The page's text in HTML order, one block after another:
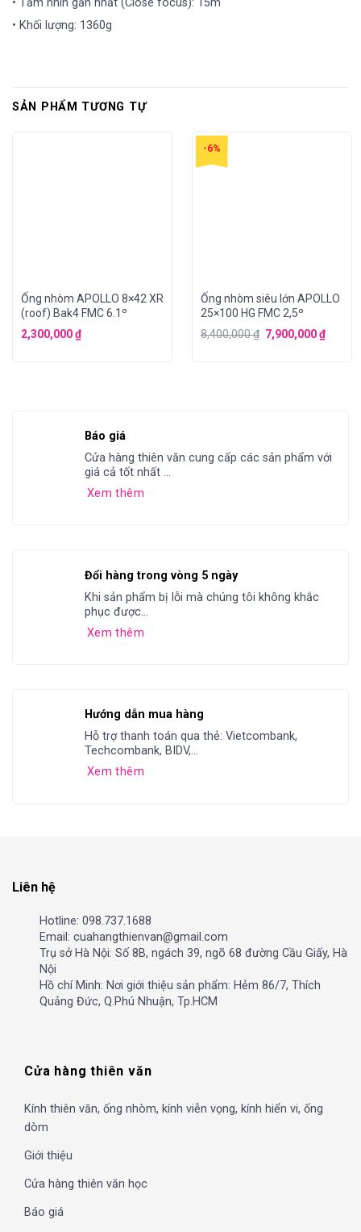
• Khối lượng: 1360g
SẢN PHẨM TƯƠNG TỰ
Ống nhòm APOLLO 8×42 XR
(roof) Bak4 FMC 6.1º
2,300,000₫
-6%
Ống nhòm siêu lớn APOLLO
25×100 HG FMC 2,5º
8,400,000₫ 7,900,000₫
Báo giá
Cửa hàng thiên văn cung cấp các sản phẩm với
giá cả tốt nhất ...
Xem thêm
Đổi hàng trong vòng 5 ngày
Khi sản phẩm bị lỗi mà chúng tôi không khắc
phục được...
Xem thêm
Hướng dẫn mua hàng
Hỗ trợ thanh toán qua thẻ: Vietcombank,
Techcombank, BIDV,...
Xem thêm
Liên hệ
Hotline: 098.737.1688
Email: cuahangthienvan@gmail.com
Trụ sở Hà Nội: Số 8B, ngách 39, ngõ 68 đường Cầu Giấy, Hà
Nội
Hồ chí Minh: Nơi giới thiệu sản phẩm: Hẻm 86/7, Thích
Quảng Đức, Q.Phú Nhuận, Tp.HCM
Cửa hàng thiên văn
Kính thiên văn, ống nhòm, kính viễn vọng, kính hiển vi, ống
dòm
Giới thiệu
Cửa hàng thiên văn học
Báo giá